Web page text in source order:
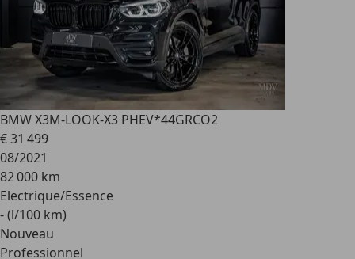
BMW X3M-LOOK-X3 PHEV*44GRCO2
€ 31 499
08/2021
82 000 km
Electrique/Essence
- (l/100 km)
Nouveau
Professionnel